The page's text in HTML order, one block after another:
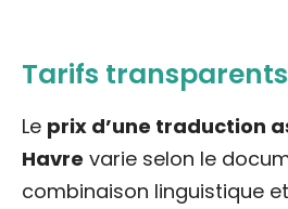
Tarifs transparents
Le prix d’une traduction
Havre varie selon le
combinaison linguistique